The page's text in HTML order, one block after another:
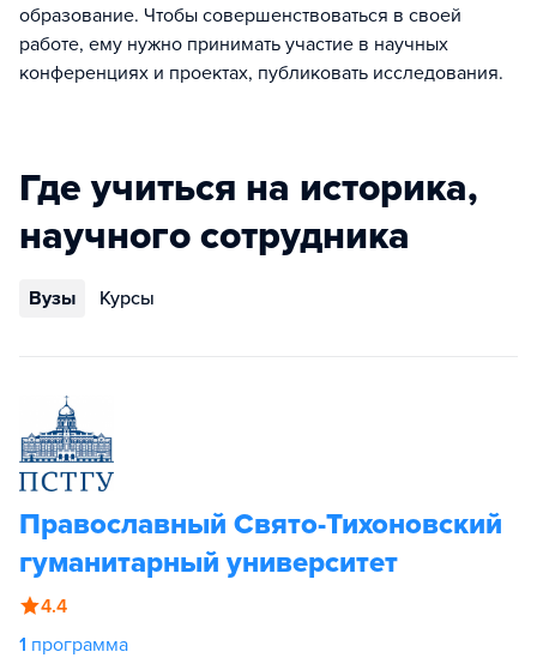
образование. Чтобы совершенствоваться в своей
работе, ему нужно принимать участие в научных
конференциях и проектах, публиковать исследования.
Где учиться на историка,
научного сотрудника
Вузы Курсы
Православный Свято-Тихоновский
гуманитарный университет
4.4
1 программа